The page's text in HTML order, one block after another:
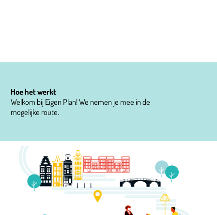
Hoe het werkt
Welkom bij Eigen Plan! We nemen je mee in de
mogelijke route.